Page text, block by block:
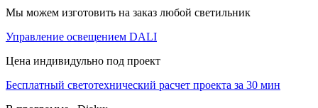
Мы можем изготовить на заказ любой светильник
Управление освещением DALI
Цена индивидульно под проект
Бесплатный светотехнический расчет проекта за 30 мин